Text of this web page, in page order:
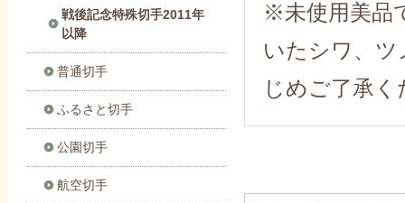
※未使用美品
いたシワ、
じめご了承く
戦後記念特殊切手2011年
以降
普通切手
ふるさと切手
公園切手
航空切手